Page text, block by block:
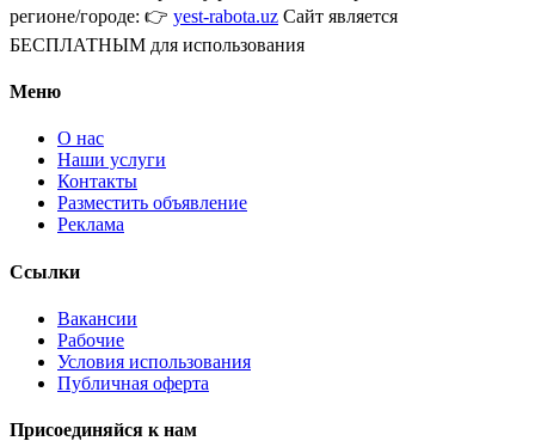
регионе/городе: 👉 yest-rabota.uz Сайт является
БЕСПЛАТНЫМ для использования
Меню
О нас
Наши услуги
Контакты
Разместить объявление
Реклама
Ссылки
Вакансии
Рабочие
Условия использования
Публичная оферта
Присоединяйся к нам